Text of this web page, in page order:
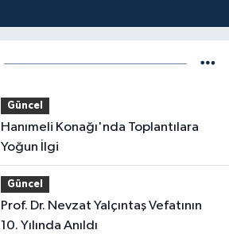
Güncel
Hanımeli Konağı'nda Toplantılara
Yoğun İlgi
Güncel
Prof. Dr. Nevzat Yalçıntaş Vefatının
10. Yılında Anıldı